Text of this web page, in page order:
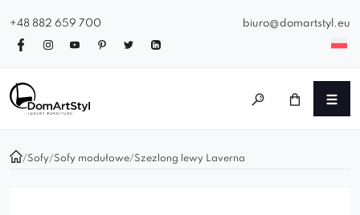
+48 882 659 700 biuro@domartstyl.eu
/Sofy/Sofy modułowe/Szezlong lewy Laverna